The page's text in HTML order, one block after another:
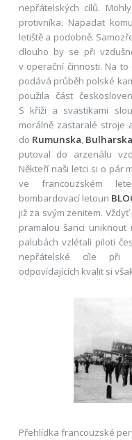
nepřátelských cílů.
protivníka. Napadat
letiště a podobně.
dlouho by se při
v operační činnosti. Na
podává průběh polské
použila část
S kříži a svastikami
morálně zastaralé stroje
do Rumunska, Bulharska
putoval do arzenálu
Někteří naši letci si o pár
ve francouzském
bombardovací letoun
již za svým zenitem.
pramalou šanci uniknout
palubách vzlétali piloti
nepřátelské cíle při
odpovídajících kvalit si
Přehlídka francouzské